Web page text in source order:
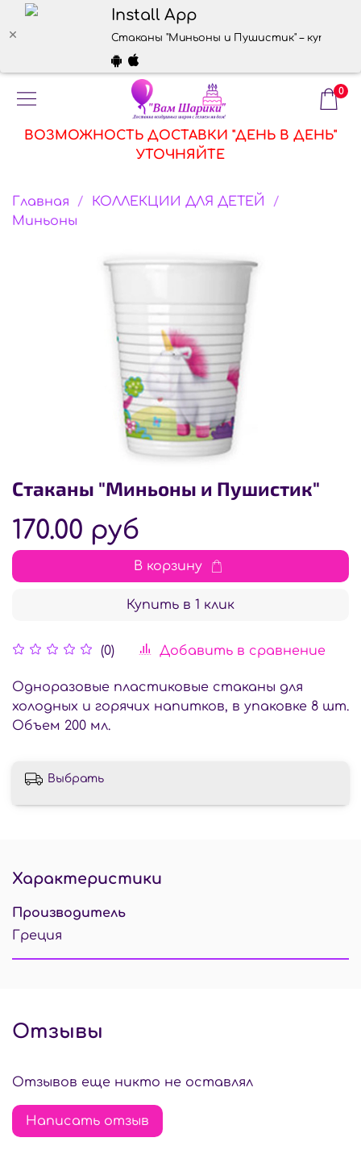
Install App
Стаканы "Миньоны и Пушистик" – купить
0
ВОЗМОЖНОСТЬ ДОСТАВКИ "ДЕНЬ В ДЕНЬ"
УТОЧНЯЙТЕ
Главная
КОЛЛЕКЦИИ ДЛЯ ДЕТЕЙ
Миньоны
Стаканы "Миньоны и Пушистик"
(0) Добавить в сравнение
170.00 руб
В корзину
Купить в 1 клик
Одноразовые пластиковые стаканы для
холодных и горячих напитков, в упаковке 8 шт.
Объем 200 мл.
Выбрать
Характеристики
Производитель
Греция
Отзывы
Отзывов еще никто не оставлял
Написать отзыв